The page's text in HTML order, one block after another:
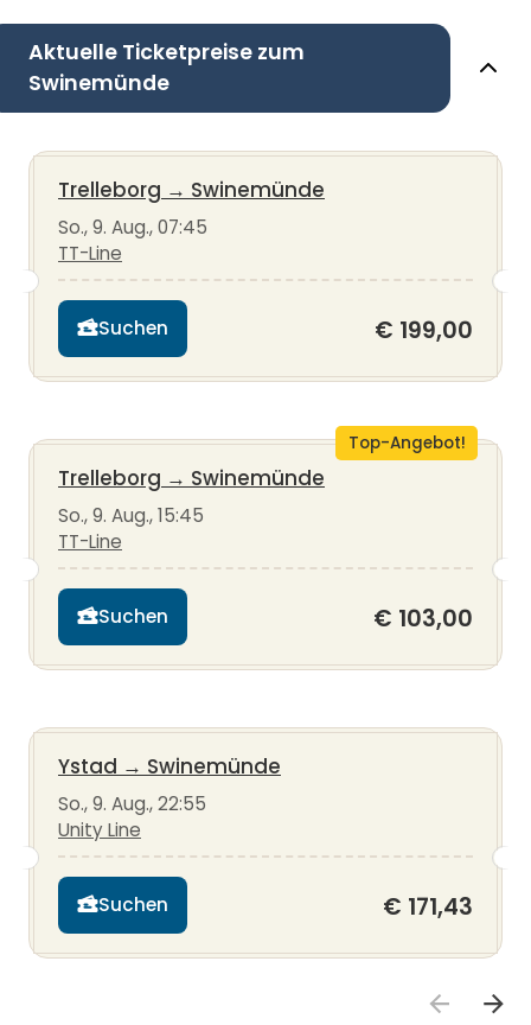
Aktuelle Ticketpreise zum
Swinemünde
Trelleborg → Swinemünde
So., 9. Aug., 07:45
TT-Line
Suchen € 199,00
Top-Angebot!
Trelleborg → Swinemünde
So., 9. Aug., 15:45
TT-Line
Suchen € 103,00
Ystad → Swinemünde
So., 9. Aug., 22:55
Unity Line
Suchen € 171,43